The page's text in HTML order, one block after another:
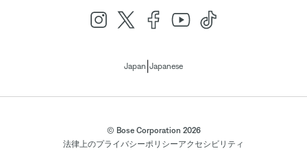
Japan Japanese
© Bose Corporation 2026
法律上のプライバシーポリシーアクセシビリティ